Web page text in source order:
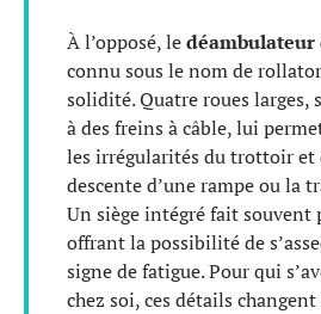
À l’opposé, ledéambulateur
connu sous le nom de
solidité. Quatre roues larges,
à des freins à câble, lui
les irrégularités du trottoir et
descente d’une rampe ou la
Un siège intégré fait souvent
offrant la possibilité de
signe de fatigue. Pour qui
chez soi, ces détails